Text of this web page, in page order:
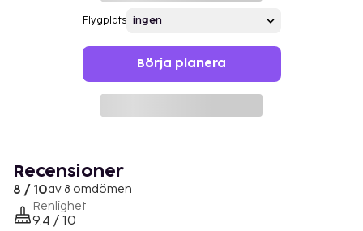
Flygplats
Börja planera
Recensioner
8 / 10av 8 omdömen
Renlighet
9.4 / 10